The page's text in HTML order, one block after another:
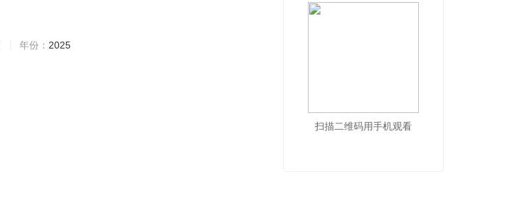
年份： 2025
扫描二维码用手机观看